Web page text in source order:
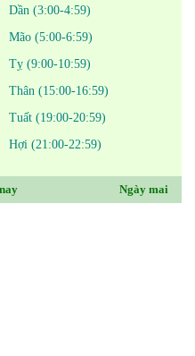
Dần (3:00-4:59)
Mão (5:00-6:59)
Tỵ (9:00-10:59)
Thân (15:00-16:59)
Tuất (19:00-20:59)
Hợi (21:00-22:59)
Ngày mai